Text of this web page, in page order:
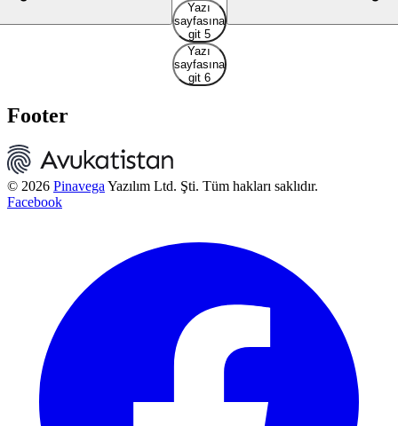
Yazı
sayfasına
git 5
Yazı
sayfasına
git 6
Footer
© 2026 PinavegaYazılım Ltd. Şti. Tüm hakları saklıdır.
Facebook